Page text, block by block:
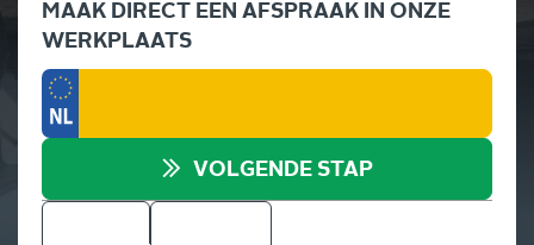
MAAK DIRECT EEN AFSPRAAK IN ONZE
WERKPLAATS
VOLGENDE STAP